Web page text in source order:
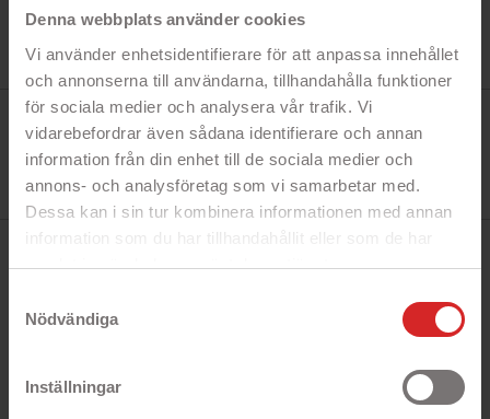
Denna webbplats använder cookies
Vi använder enhetsidentifierare för att anpassa innehållet
och annonserna till användarna, tillhandahålla funktioner
för sociala medier och analysera vår trafik. Vi
vidarebefordrar även sådana identifierare och annan
information från din enhet till de sociala medier och
annons- och analysföretag som vi samarbetar med.
Dessa kan i sin tur kombinera informationen med annan
information som du har tillhandahållit eller som de har
samlat in när du har använt deras tjänster.
Nödvändiga
Inställningar
Tillverkare:
Onsala
588585
1 Produkt
BESKRIVNING
- Skyddar din telefon från repor och smuts